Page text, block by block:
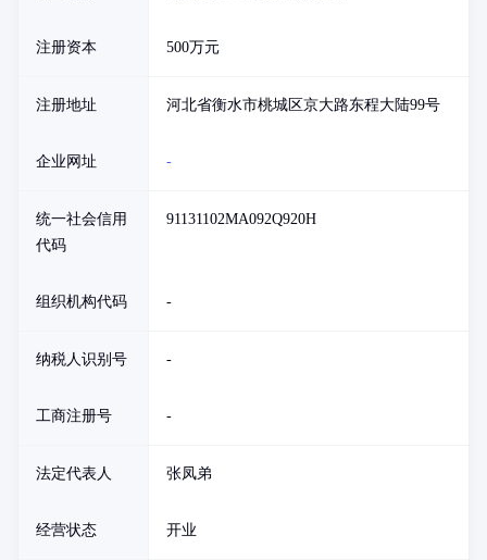
注册资本 500万元
注册地址 河北省衡水市桃城区京大路东程大陆99号
企业网址 -
统一社会信用
代码
91131102MA092Q920H
组织机构代码 -
纳税人识别号 -
工商注册号 -
法定代表人 张凤弟
经营状态 开业